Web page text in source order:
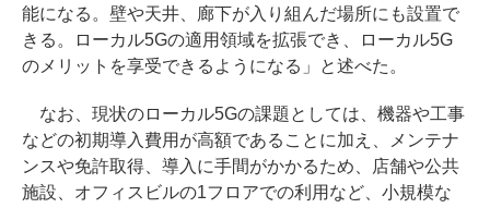
能になる。壁や天井、廊下が入り組んだ場所にも設置で
きる。ローカル5Gの適用領域を拡張でき、ローカル5G
のメリットを享受できるようになる」と述べた。
なお、現状のローカル5Gの課題としては、機器や工事
などの初期導入費用が高額であることに加え、メンテナ
ンスや免許取得、導入に手間がかかるため、店舗や公共
施設、オフィスビルの1フロアでの利用など、小規模な